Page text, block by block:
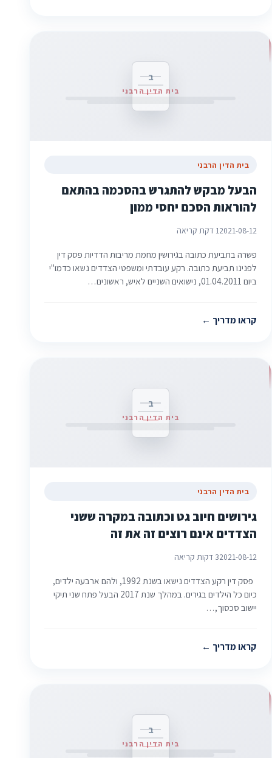
ב
בית הדין הרבני
בית הדין הרבני
הבעל מבקש להתגרש בהסכמה בהתאם
להוראות הסכם יחסי ממון
2021-08-121 דקת קריאה
פשרה בתביעת כתובה בגירושין מחמת מריבות הדדיות פסק דין
לפנינו תביעת כתובה. רקע עובדתי ומשפטי הצדדים נשאו כדמו"י
ביום 01.04.2011, נישואים השניים לאיש, ראשונים…
קראו מדריך
ב
בית הדין הרבני
בית הדין הרבני
גירושים חיוב גט וכתובה במקרה ששני
הצדדים אינם רוצים זה את זה
2021-08-123 דקות קריאה
פסק דין רקע הצדדים נישאו בשנת 1992, ולהם ארבעה ילדים,
כיום כל הילדים בגירים. במהלך שנת 2017 הבעל פתח שני תיקי
יישוב סכסוך,…
קראו מדריך
ב
בית הדין הרבני